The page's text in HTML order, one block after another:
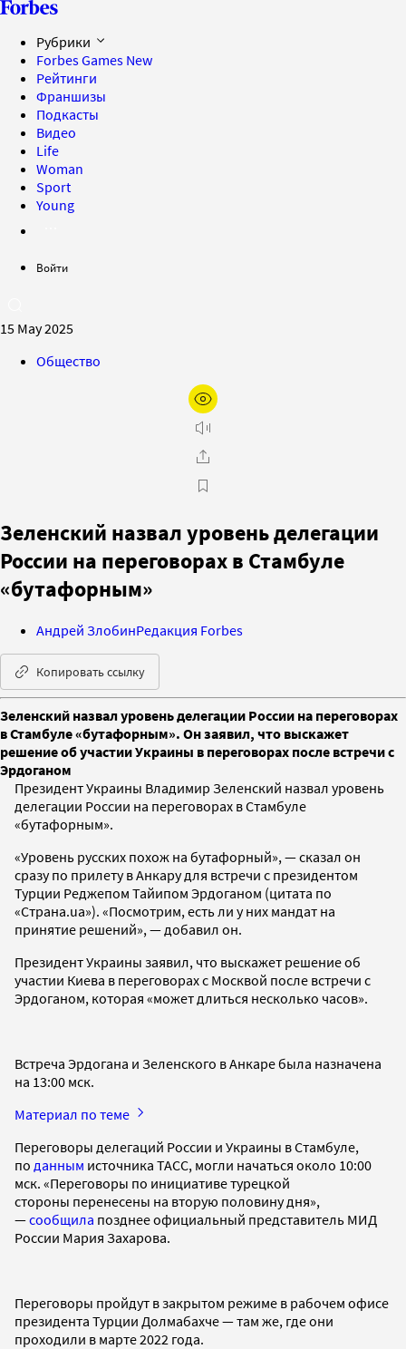
Рубрики
Forbes Games New
Рейтинги
Франшизы
Подкасты
Видео
Life
Woman
Sport
Young
Войти
15 May 2025
Общество
Зеленский назвал уровень делегации
России на переговорах в Стамбуле
«бутафорным»
Андрей ЗлобинРедакция Forbes
Копировать ссылку
Зеленский назвал уровень делегации России на переговорах
в Стамбуле «бутафорным». Он заявил, что выскажет
решение об участии Украины в переговорах после встречи с
Эрдоганом
Президент Украины Владимир Зеленский назвал уровень
делегации России на переговорах в Стамбуле
«бутафорным».
«Уровень русских похож на бутафорный», — сказал он
сразу по прилету в Анкару для встречи с президентом
Турции Реджепом Тайипом Эрдоганом (цитата по
«Страна.ua»). «Посмотрим, есть ли у них мандат на
принятие решений», — добавил он.
Президент Украины заявил, что выскажет решение об
участии Киева в переговорах с Москвой после встречи с
Эрдоганом, которая «может длиться несколько часов».
Встреча Эрдогана и Зеленского в Анкаре была назначена
на 13:00 мск.
Материал по теме
Переговоры делегаций России и Украины в Стамбуле,
по данным источника ТАСС, могли начаться около 10:00
мск. «Переговоры по инициативе турецкой
стороны перенесены на вторую половину дня»,
—сообщила позднее официальный представитель МИД
России Мария Захарова.
Переговоры пройдут в закрытом режиме в рабочем офисе
президента Турции Долмабахче — там же, где они
проходили в марте 2022 года.